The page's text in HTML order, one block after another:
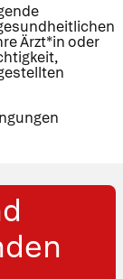
Ärzt*in oder